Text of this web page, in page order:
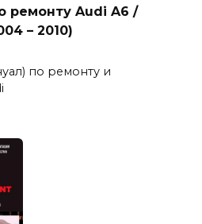
ремонту Audi A6 /
– 2010)
по ремонту и